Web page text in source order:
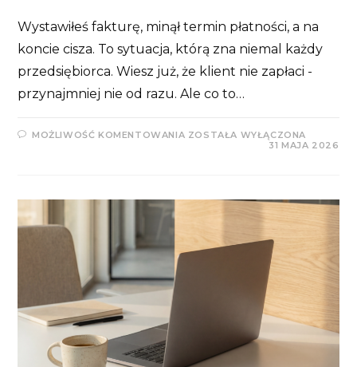
Wystawiłeś fakturę, minął termin płatności, a na
koncie cisza. To sytuacja, którą zna niemal każdy
przedsiębiorca. Wiesz już, że klient nie zapłaci -
przynajmniej nie od razu. Ale co to…
MOŻLIWOŚĆ KOMENTOWANIA CO
FAKTURY?
KSIĘGOWE
PODATKOWE
ZOSTAŁA WYŁĄCZONA
31 MAJA 2026